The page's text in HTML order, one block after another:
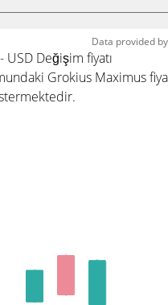
Data provided by
Değişim fiyatı
Grokius Maximus